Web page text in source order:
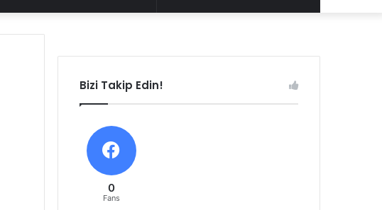
Bizi Takip Edin!
0
Fans